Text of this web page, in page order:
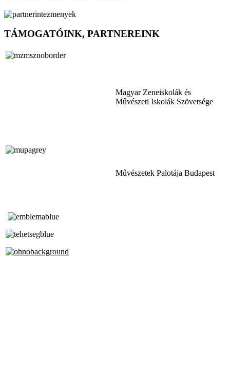
TÁMOGATÓINK, PARTNEREINK
Magyar Zeneiskolák és
Művészeti Iskolák Szövetsége
Művészetek Palotája Budapest